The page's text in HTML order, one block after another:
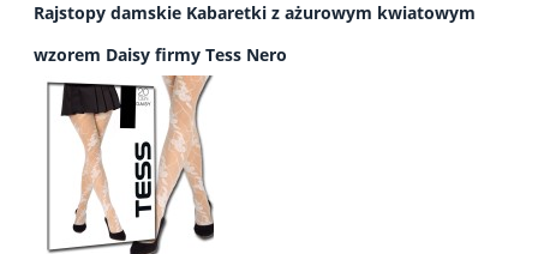
Rajstopy damskie Kabaretki z ażurowym kwiatowym
wzorem Daisy firmy Tess Nero